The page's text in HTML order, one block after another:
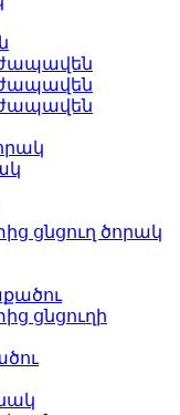
ժապավեն
ժապավեն
ժապավեն
ցնցուղ ծորակ
ցնցուղի